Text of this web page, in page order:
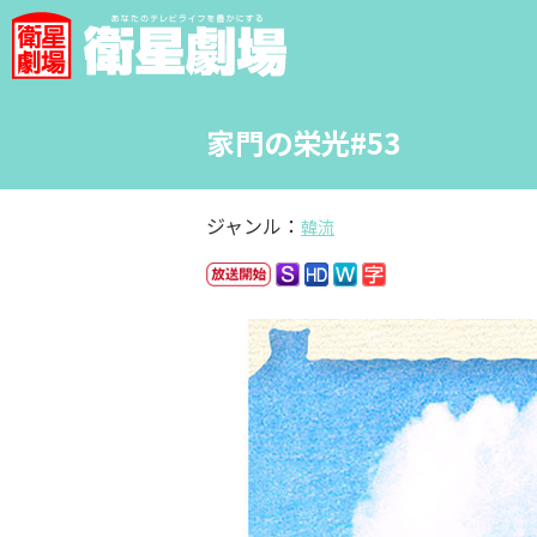
家門の栄光#53
ジャンル： 韓流